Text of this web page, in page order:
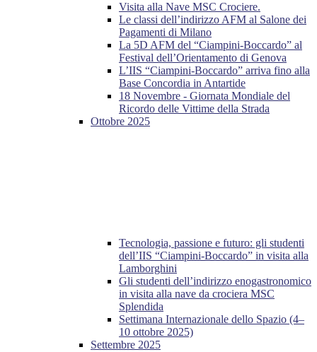
Visita alla Nave MSC Crociere.
Le classi dell’indirizzo AFM al Salone dei
Pagamenti di Milano
La 5D AFM del “Ciampini-Boccardo” al
Festival dell’Orientamento di Genova
L’IIS “Ciampini-Boccardo” arriva fino alla
Base Concordia in Antartide
18 Novembre - Giornata Mondiale del
Ricordo delle Vittime della Strada
Ottobre 2025
Tecnologia, passione e futuro: gli studenti
dell’IIS “Ciampini-Boccardo” in visita alla
Lamborghini
Gli studenti dell’indirizzo enogastronomico
in visita alla nave da crociera MSC
Splendida
Settimana Internazionale dello Spazio (4–
10 ottobre 2025)
Settembre 2025